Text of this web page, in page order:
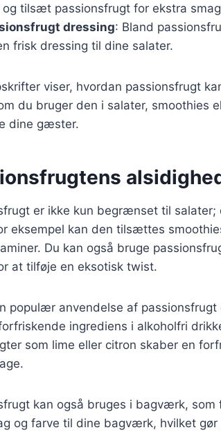
og tilsæt passionsfrugt for ekstra
dressing: Bland
frisk dressing til dine salater.
viser, hvordan passionsfrugt
du bruger den i salater, smoothies
dine gæster.
er ikke kun begrænset til
eksempel kan den tilsættes
Du kan også bruge
at tilføje en eksotisk twist.
populær anvendelse af
ingrediens i alkoholfri
som lime eller citron skaber en
kan også bruges i bagværk,
og farve til dine bagværk, hvilket